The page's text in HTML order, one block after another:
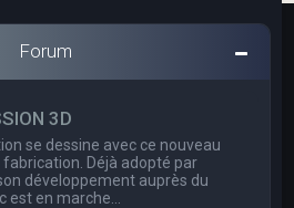
c
Forum
3D
se dessine avec ce nouveau
fabrication. Déjà adopté par
développement auprès du
est en marche…